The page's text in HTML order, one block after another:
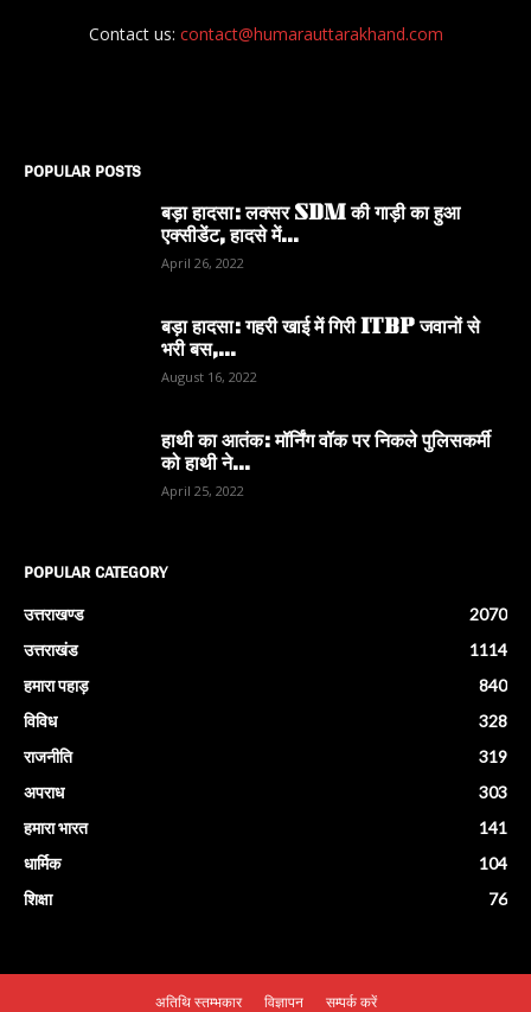
Contact us: contact@humarauttarakhand.com
POPULAR POSTS
बड़ा हादसा: लक्सर SDM की गाड़ी का हुआ
एक्सीडेंट, हादसे में...
April 26, 2022
बड़ा हादसा: गहरी खाई में गिरी ITBP जवानों से
भरी बस,...
August 16, 2022
हाथी का आतंक: मॉर्निंग वॉक पर निकले पुलिसकर्मी
को हाथी ने...
April 25, 2022
POPULAR CATEGORY
उत्तराखण्ड
2070
उत्तराखंड
1114
हमारा पहाड़
840
विविध
328
राजनीति
319
अपराध
303
हमारा भारत
141
धार्मिक
104
शिक्षा
76
अतिथि स्तम्भकार विज्ञापन सम्पर्क करें